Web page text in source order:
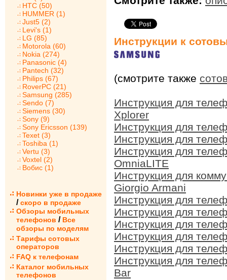
HTC (50)
HUMMER (1)
Just5 (2)
Levi's (1)
LG (85)
Motorola (60)
Nokia (274)
Panasonic (4)
Pantech (32)
Philips (67)
RoverPC (21)
Samsung (285)
Sendo (7)
Siemens (30)
Sony (9)
Sony Ericsson (139)
Texet (3)
Toshiba (1)
Vertu (3)
Voxtel (2)
Вобис (1)
Новинки уже в продаже
/ скоро в продаже
Обзоры мобильных
телефонов / Все
обзоры по моделям
Тарифы сотовых
операторов
FAQ к телефонам
Каталог мобильных
телефонов
Инструкции к
(смотрите также
Инструкция для
Xplorer
Инструкция для
Инструкция для
Инструкция для
OmniaLITE
Инструкция для
Giorgio Armani
Инструкция для
Инструкция для
Инструкция для
Инструкция для
Инструкция для
Инструкция для
Bar